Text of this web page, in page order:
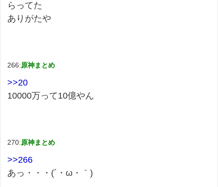
らってた
ありがたや
266:原神まとめ
>>20
10000万って10億やん
270:原神まとめ
>>266
あっ・・・(´・ω・｀)